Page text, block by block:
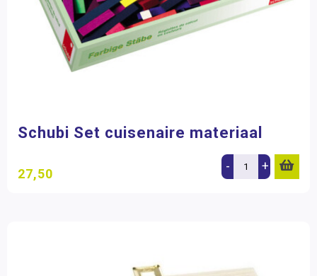
Schubi Set cuisenaire materiaal
27,50 - +